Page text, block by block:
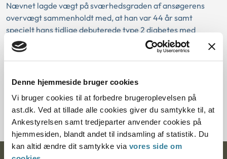
Denne hjemmeside bruger cookies
Vi bruger cookies til at forbedre brugeroplevelsen på
ast.dk. Ved at tillade alle cookies giver du samtykke til, at
Ankestyrelsen samt tredjeparter anvender cookies på
hjemmesiden, blandt andet til indsamling af statistik. Du
kan altid ændre dit samtykke via vores side om
Nævnet lagde vægt på sværhedsgraden af ansøgerens
overvægt sammenholdt med, at han var 44 år samt
specielt hans tidlige debuterede type 2 diabetes med
ledsagende forhøjede blodtryk og kolesterol. Nævnet
mente, at ansøgerens risiko for død inden for de næste 20
hans helbredsmæssige forhold. Henset til ansøgerens alder
samlede dødsrisiko for ansøgeren være så høj, at man ikke
anså det foreneligt med en godkendelse af adoption.